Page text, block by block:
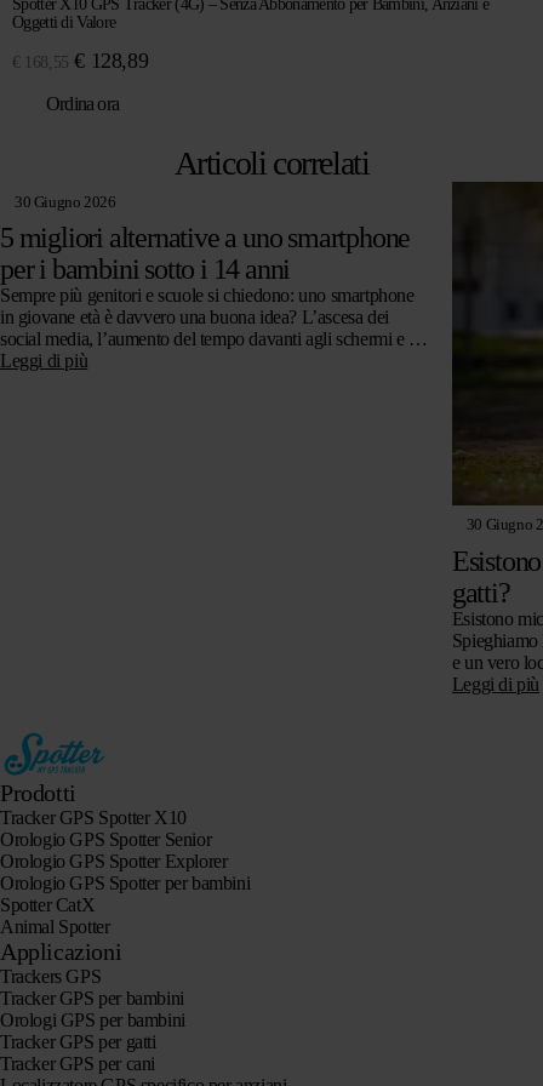
Spotter X10 GPS Tracker (4G) – Senza Abbonamento per Bambini, Anziani e
Oggetti di Valore
€ 168,55 Il
originale
€ 128,89Il
€ 128,89.
Ordina ora
Articoli correlati
30 Giugno 2026
5 migliori alternative a uno smartphone
per i bambini sotto i 14 anni
Sempre più genitori e scuole si chiedono: uno smartphone
in giovane età è davvero una buona idea? L’ascesa dei
social media, l’aumento del tempo davanti agli schermi e le
preoccupazioni…
Leggi di più
30 Giugno
gatti?
Esistono
e un vero
per gatti, se
Leggi di più
Prodotti
Tracker GPS Spotter X10
Orologio GPS Spotter Senior
Orologio GPS Spotter Explorer
Orologio GPS Spotter per bambini
Spotter CatX
Animal Spotter
Applicazioni
Trackers GPS
Tracker GPS per bambini
Orologi GPS per bambini
Tracker GPS per gatti
Tracker GPS per cani